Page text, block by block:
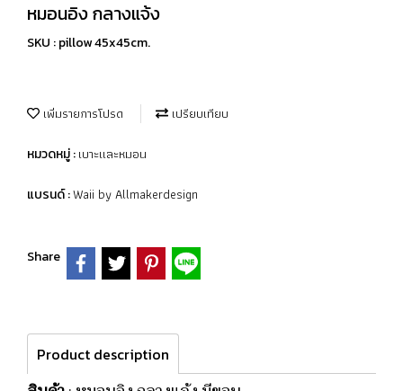
หมอนอิง กลางแจ้ง
SKU : pillow 45x45cm.
เพิ่มรายการโปรด เปรียบเทียบ
หมวดหมู่ :เบาะและหมอน
แบรนด์ :Waii by Allmakerdesign
Share
Product description